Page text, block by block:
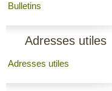
Bulletins
Adresses utiles
Adresses utiles